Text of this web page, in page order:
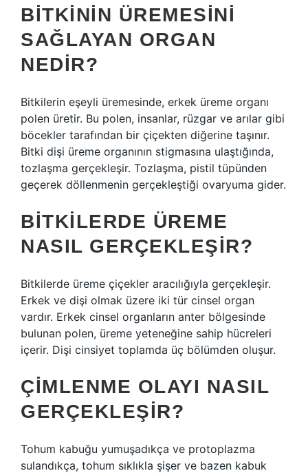
BITKININ ÜREMESINI
SAĞLAYAN ORGAN
NEDIR?
Bitkilerin eşeyli üremesinde, erkek üreme organı
polen üretir. Bu polen, insanlar, rüzgar ve arılar gibi
böcekler tarafından bir çiçekten diğerine taşınır.
Bitki dişi üreme organının stigmasına ulaştığında,
tozlaşma gerçekleşir. Tozlaşma, pistil tüpünden
geçerek döllenmenin gerçekleştiği ovaryuma gider.
BITKILERDE ÜREME
NASIL GERÇEKLEŞIR?
Bitkilerde üreme çiçekler aracılığıyla gerçekleşir.
Erkek ve dişi olmak üzere iki tür cinsel organ
vardır. Erkek cinsel organların anter bölgesinde
bulunan polen, üreme yeteneğine sahip hücreleri
içerir. Dişi cinsiyet toplamda üç bölümden oluşur.
ÇIMLENME OLAYI NASIL
GERÇEKLEŞIR?
Tohum kabuğu yumuşadıkça ve protoplazma
sulandıkça, tohum sıklıkla şişer ve bazen kabuk